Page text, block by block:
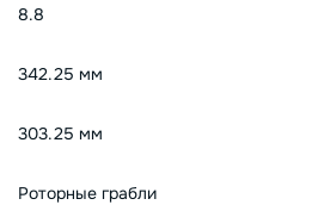
8.8
342.25 мм
303.25 мм
Роторные грабли